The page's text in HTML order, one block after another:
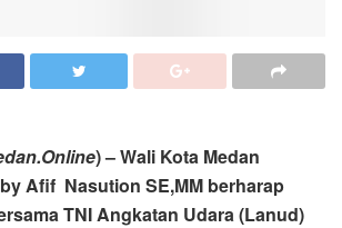
) – Wali Kota Medan
Afif Nasution SE,MM berharap
TNI Angkatan Udara (Lanud)